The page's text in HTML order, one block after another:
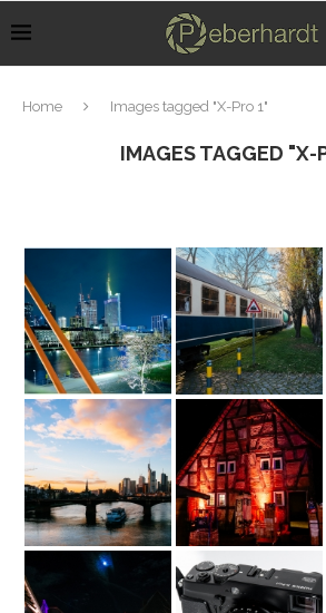
Home Images tagged "X-Pro 1"
IMAGES TAGGED "X-